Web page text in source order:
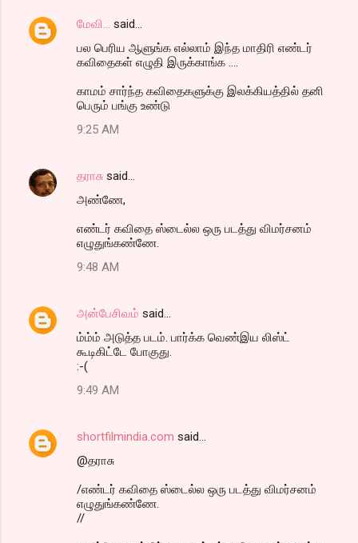
மேவி...
said…
பல பெரிய ஆளுங்க எல்லாம் இந்த மாதிரி எண்டர்
கவிதைகள் எழுதி இருக்காங்க ....
காமம் சார்ந்த கவிதைகளுக்கு இலக்கியத்தில் தனி
பெரும் பங்கு உண்டு
9:25 AM
தராசு said…
அண்ணே,
எண்டர் கவிதை ஸ்டைல்ல ஒரு படத்து விமர்சனம்
எழுதுங்கண்ணே.
9:48 AM
அன்பேசிவம் said…
ம்ம்ம் அடுத்த படம். பார்க்க வெண்இய லிஸ்ட்
கூடிகிட்டே போகுது.
:-(
9:49 AM
shortfilmindia.com said…
@தராசு
/எண்டர் கவிதை ஸ்டைல்ல ஒரு படத்து விமர்சனம்
எழுதுங்கண்ணே.
//